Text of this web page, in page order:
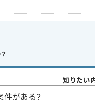
ル
れかの経験
、BPR、改善提案などの開
機械学習、データ分析、BI/
立案、ロードマップ作成
知りたい
件がある?